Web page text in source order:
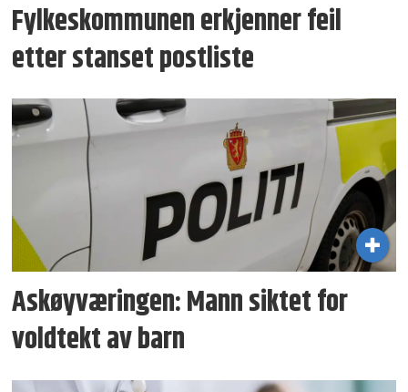
Fylkeskommunen erkjenner feil
etter stanset postliste
Askøyværingen: Mann siktet for
voldtekt av barn